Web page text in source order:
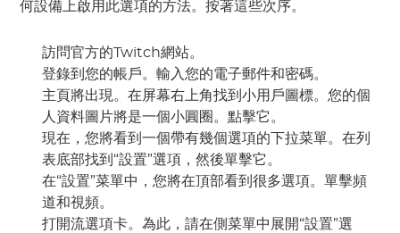
何設備上啟用此選項的方法。按著這些次序。
訪問官方的Twitch網站。
登錄到您的帳戶。輸入您的電子郵件和密碼。
主頁將出現。在屏幕右上角找到小用戶圖標。您的個
人資料圖片將是一個小圓圈。點擊它。
現在，您將看到一個帶有幾個選項的下拉菜單。在列
表底部找到“設置”選項，然後單擊它。
在“設置”菜單中，您將在頂部看到很多選項。單擊頻
道和視頻。
打開流選項卡。為此，請在側菜單中展開“設置”選